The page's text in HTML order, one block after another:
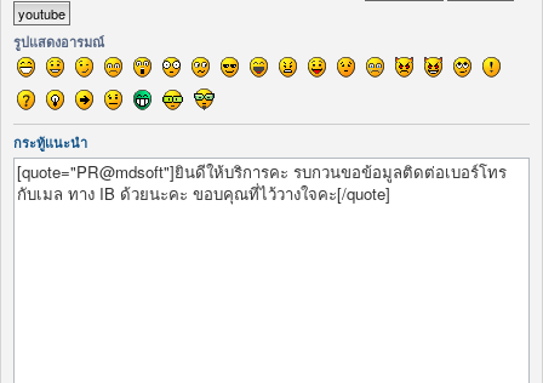
รูปแสดงอารมณ์
กระทู้แนะนำ